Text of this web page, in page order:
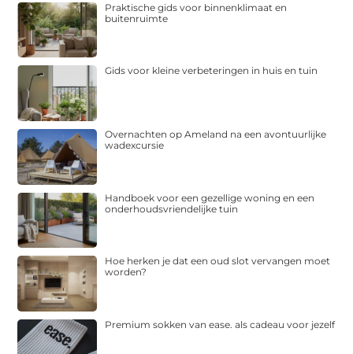
Praktische gids voor binnenklimaat en
buitenruimte
Gids voor kleine verbeteringen in huis en tuin
Overnachten op Ameland na een avontuurlijke
wadexcursie
Handboek voor een gezellige woning en een
onderhoudsvriendelijke tuin
Hoe herken je dat een oud slot vervangen moet
worden?
Premium sokken van ease. als cadeau voor jezelf